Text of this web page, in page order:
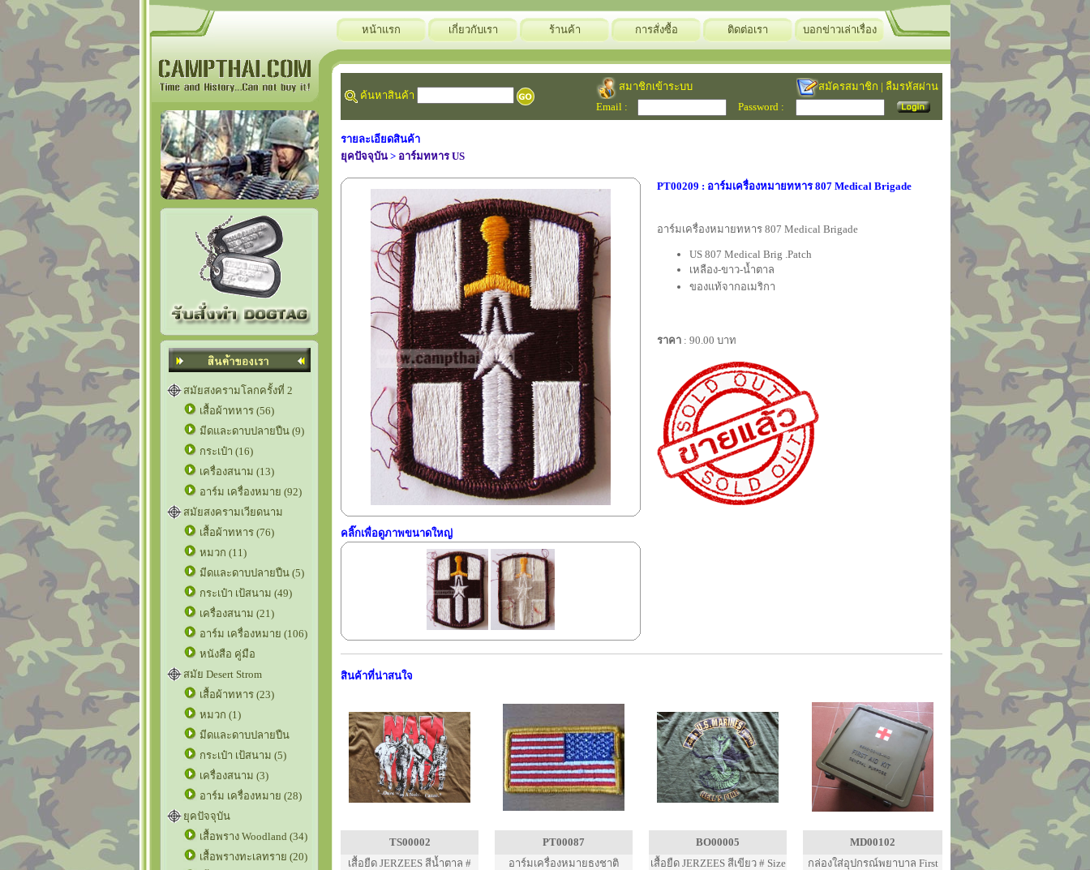
หน้าแรก เกี่ยวกับเรา ร้านค้า การสั่งซื้อ ติดต่อเรา บอกข่าวเล่าเรื่อง
สมัยสงครามโลกครั้งที่ 2
เสื้อผ้าทหาร (56)
มีดและดาบปลายปืน (9)
กระเป๋า (16)
เครื่องสนาม (13)
อาร์ม เครื่องหมาย (92)
สมัยสงครามเวียดนาม
เสื้อผ้าทหาร (76)
หมวก (11)
มีดและดาบปลายปืน (5)
กระเป๋า เป้สนาม (49)
เครื่องสนาม (21)
อาร์ม เครื่องหมาย (106)
หนังสือ คู่มือ
สมัย Desert Strom
เสื้อผ้าทหาร (23)
หมวก (1)
มีดและดาบปลายปืน
กระเป๋า เป้สนาม (5)
เครื่องสนาม (3)
อาร์ม เครื่องหมาย (28)
ยุคปัจจุบัน
เสื้อพราง Woodland (34)
เสื้อพรางทะเลทราย (20)
ค้นหาสินค้า
สมาชิกเข้าระบบ สมัครสมาชิก | ลืมรหัสผ่าน
Email :
Password :
รายละเอียดสินค้า
ยุคปัจจุบัน > อาร์มทหาร US
คลิ๊กเพื่อดูภาพขนาดใหญ่
PT00209 : อาร์มเครื่องหมายทหาร 807 Medical Brigade
อาร์มเครื่องหมายทหาร 807 Medical Brigade
US 807 Medical Brig .Patch
เหลือง-ขาว-น้ำตาล
ของแท้จากอเมริกา
ราคา : 90.00 บาท
สินค้าที่น่าสนใจ
TS00002 PT00087 BO00005
MD00102
เสื้อยืด JERZEES สีน้ำตาล #
อาร์มเครื่องหมายธงชาติ
เสื้อยืด JERZEES สีเขียว # Size
กล่องใส่อุปกรณ์พยาบาล First